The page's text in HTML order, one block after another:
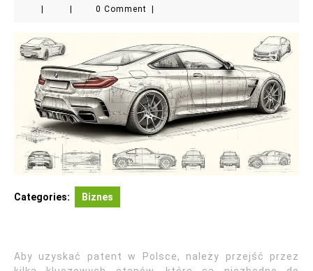
0 Comment
Categories: Biznes
Aby uzyskać patent w Polsce, należy przejść przez